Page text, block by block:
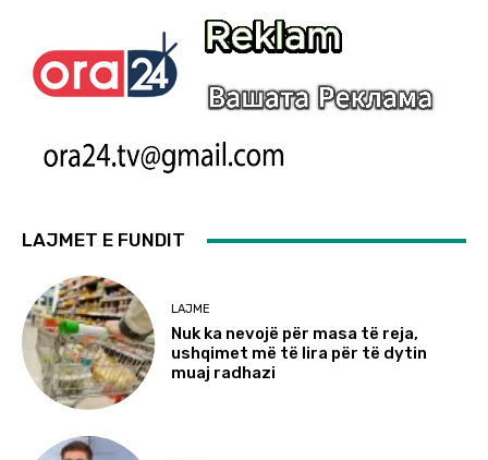
LAJMET E FUNDIT
LAJME
Nuk ka nevojë për masa të reja,
ushqimet më të lira për të dytin
muaj radhazi